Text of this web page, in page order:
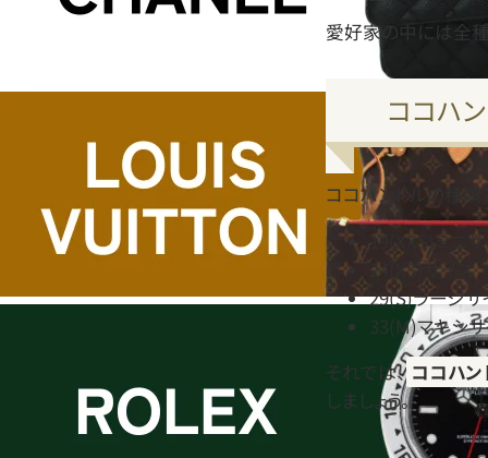
愛好家の中には全
ココハ
ココハンドルの種類
19(XXS)ミニ
24(XS)サイズ
29(S)ラージサ
33(M)マキシ
それでは、 ココハ
しましょう。